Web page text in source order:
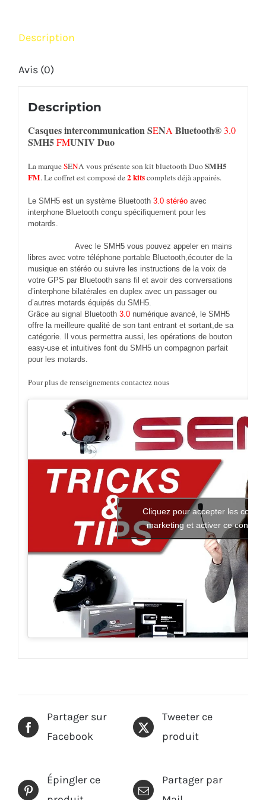
Duo
Description
Avis (0)
Description
Casquesintercommunication SENA Bluetooth®3.0
SMH5FMUNIV Duo
La marque SENA vous présente son kit bluetooth Duo SMH5
FM. Le coffret est composé de 2 kitscomplets déjà appairés.
Le SMH5 est un système Bluetooth3.0 stéréoavec
interphone Bluetooth conçu spécifiquement pour les
motards.
Avec le SMH5 vous pouvez appeler en mains
libres avec votre téléphone portable Bluetooth,écouter de la
musique en stéréo ou suivre les instructions de la voix de
votre GPS par Bluetooth sans fil et avoir des conversations
d’interphone bilatérales en duplex avec un passager ou
d’autres motards équipés du SMH5.
Grâce au signal Bluetooth 3.0numérique avancé, le SMH5
offre la meilleure qualité de son tant entrant et sortant,de sa
catégorie. Il vous permettra aussi, les opérations de bouton
easy-use et intuitives font du SMH5 un compagnon parfait
pour les motards.
Pour plus de renseignements contactez nous
Cliquez pour accepter les
marketing et activer ce contenu
Partager sur
Facebook
Tweeter ce
produit
Épingler ce
produit
Partager par
Mail